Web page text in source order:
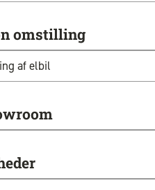
omstilling
af elbil